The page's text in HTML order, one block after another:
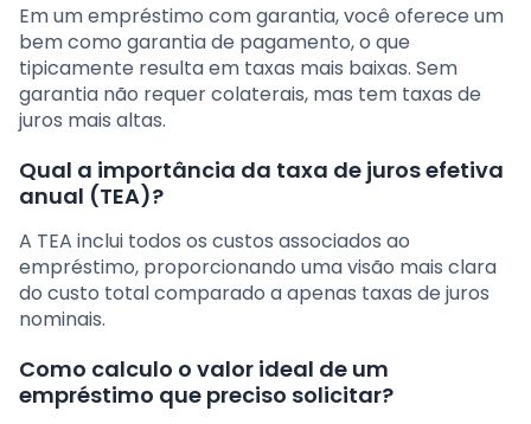
Em um empréstimo com garantia, você oferece um
bem como garantia de pagamento, o que
tipicamente resulta em taxas mais baixas. Sem
garantia não requer colaterais, mas tem taxas de
juros mais altas.
Qual a importância da taxa de juros efetiva
anual (TEA)?
A TEA inclui todos os custos associados ao
empréstimo, proporcionando uma visão mais clara
do custo total comparado a apenas taxas de juros
nominais.
Como calculo o valor ideal de um
empréstimo que preciso solicitar?